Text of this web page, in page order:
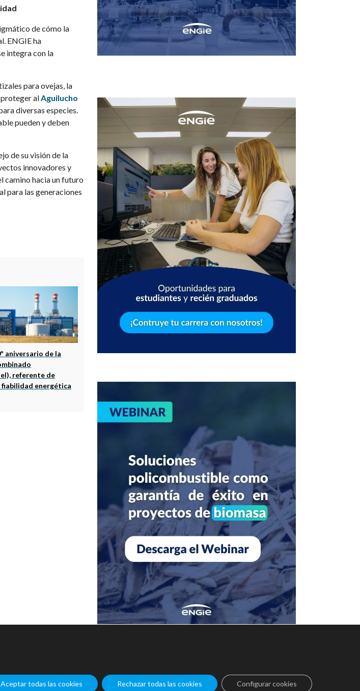
de cómo la
ENGIE ha
integra con la
para ovejas, la
al Aguilucho
diversas especies.
pueden y deben
de su visión de la
innovadores y
camino hacia un futuro
para las generaciones
aniversario de la
referente de
fiabilidad energética
is our future, save it.
Aceptar todas las cookies Rechazar todas las cookies Configurar cookies